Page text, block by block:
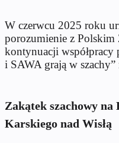
W czerwcu 2025 roku
porozumienie z
kontynuacji współpracy
i SAWA grają w szachy”
Zakątek szachowy na
Karskiego nad Wisłą